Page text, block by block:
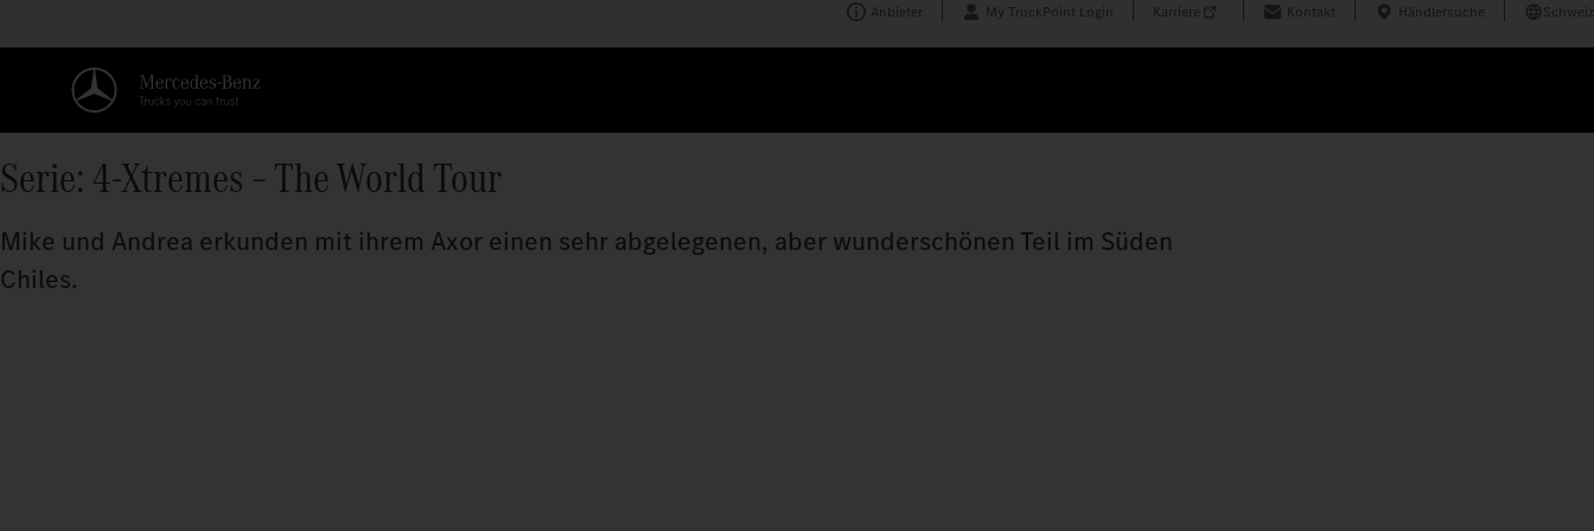
Anbieter My TruckPoint Login Karriere Kontakt Händlersuche Schweiz
Serie: 4-Xtremes – The World Tour
Mike und Andrea erkunden mit ihrem Axor einen sehr abgelegenen, aber wunderschönen Teil im Süden
Chiles.